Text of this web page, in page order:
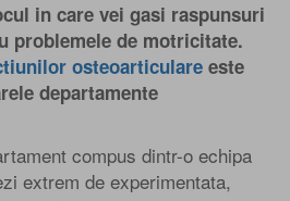
in care vei gasi raspunsuri
problemele de motricitate.
osteoarticulare este
departamente
compus dintr-o echipa
extrem de experimentata,